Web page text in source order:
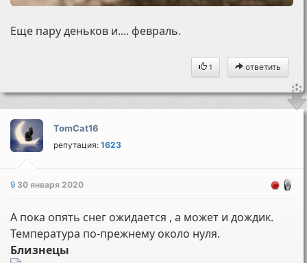
Еще пару деньков и.... февраль.
1 ответить
TomCat16
репутация:1623
9 30 января 2020
А пока опять снег ожидается , а может и дождик.
Температура по-прежнему около нуля.
Близнецы